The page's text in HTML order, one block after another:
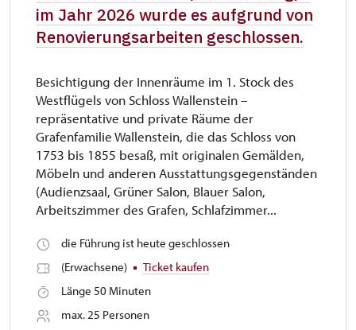
im Jahr 2026 wurde es aufgrund von
Renovierungsarbeiten geschlossen.
Besichtigung der Innenräume im 1. Stock des
Westflügels von Schloss Wallenstein –
repräsentative und private Räume der
Grafenfamilie Wallenstein, die das Schloss von
1753 bis 1855 besaß, mit originalen Gemälden,
Möbeln und anderen Ausstattungsgegenständen
(Audienzsaal, Grüner Salon, Blauer Salon,
Arbeitszimmer des Grafen, Schlafzimmer...
die Führung ist heute geschlossen
(Erwachsene)
Ticket kaufen
Länge 50 Minuten
max. 25 Personen